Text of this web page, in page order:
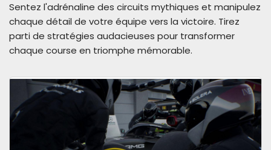
Sentez l'adrénaline des circuits mythiques et manipulez
chaque détail de votre équipe vers la victoire. Tirez
parti de stratégies audacieuses pour transformer
chaque course en triomphe mémorable.